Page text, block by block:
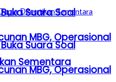
Suara Soal
MBG, Operasional
Sementara
Suara Soal
MBG, Operasional